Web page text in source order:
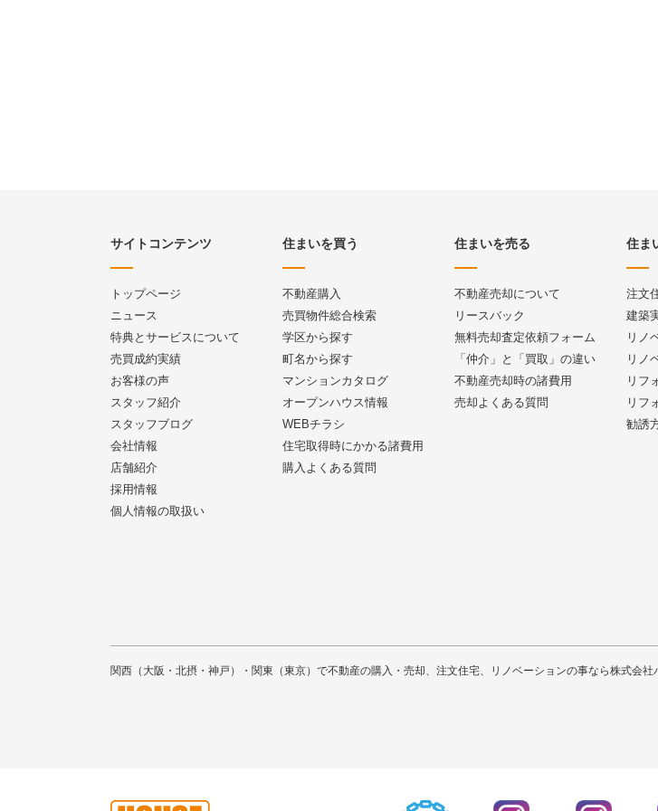
サイトコンテンツ
トップページ
ニュース
特典とサービスについて
売買成約実績
お客様の声
スタッフ紹介
スタッフブログ
会社情報
店舗紹介
採用情報
個人情報の取扱い
住まいを買う
不動産購入
売買物件総合検索
学区から探す
町名から探す
マンションカタログ
オープンハウス情報
WEBチラシ
住宅取得時にかかる諸費用
購入よくある質問
住まいを売る
不動産売却について
リースバック
無料売却査定依頼フォーム
「仲介」と「買取」の違い
不動産売却時の諸費用
売却よくある質問
住ま
注文
建築
リノ
リノ
リフ
リフ
勧誘
関西（大阪・北摂・神戸）・関東（東京）で不動産の購入・売却、注文住宅、リノベーションの事なら株式会社